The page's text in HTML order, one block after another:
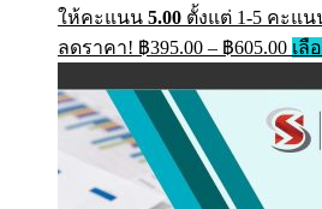
ให้คะแนน 5.00 ตั้งแต่ 1-5 คะแน
ลดราคา! ฿395.00 – ฿605.00
฿
฿
เลื